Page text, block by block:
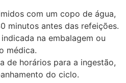
com um copo de água,
minutos antes das refeições.
na embalagem ou
médica.
de horários para a ingestão,
do ciclo.